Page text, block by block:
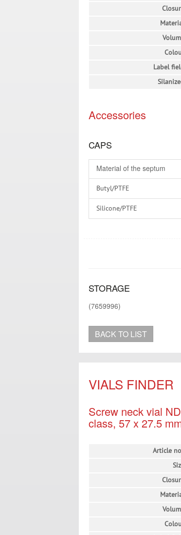
Label
Accessories
CAPS
Material of the septum
Butyl/PTFE
Silicone/PTFE
STORAGE
(7659996)
BACK TO LIST
VIALS FINDER
Screw neck vial
class, 57 x 27.5
Article